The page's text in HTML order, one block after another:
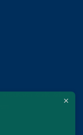
anda adalah